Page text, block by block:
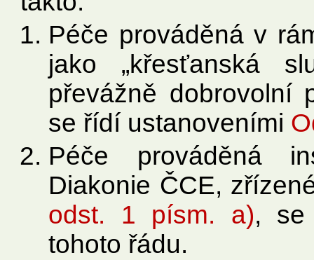
Péče prováděná v
jako „křesťanská
převážně dobrovolní
se řídí ustanoveními
Péče prováděná
Diakonie ČCE,
odst. 1 písm. a), se
tohoto řádu.